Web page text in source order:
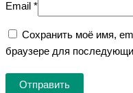
Email *
Сохранить моё имя,
браузере для